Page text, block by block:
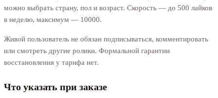
можно выбрать страну, пол и возраст. Скорость — до 500 лайков
в неделю, максимум — 10000.
Живой пользователь не обязан подписываться, комментировать
или смотреть другие ролики. Формальной гарантии
восстановления у тарифа нет.
Что указать при заказе